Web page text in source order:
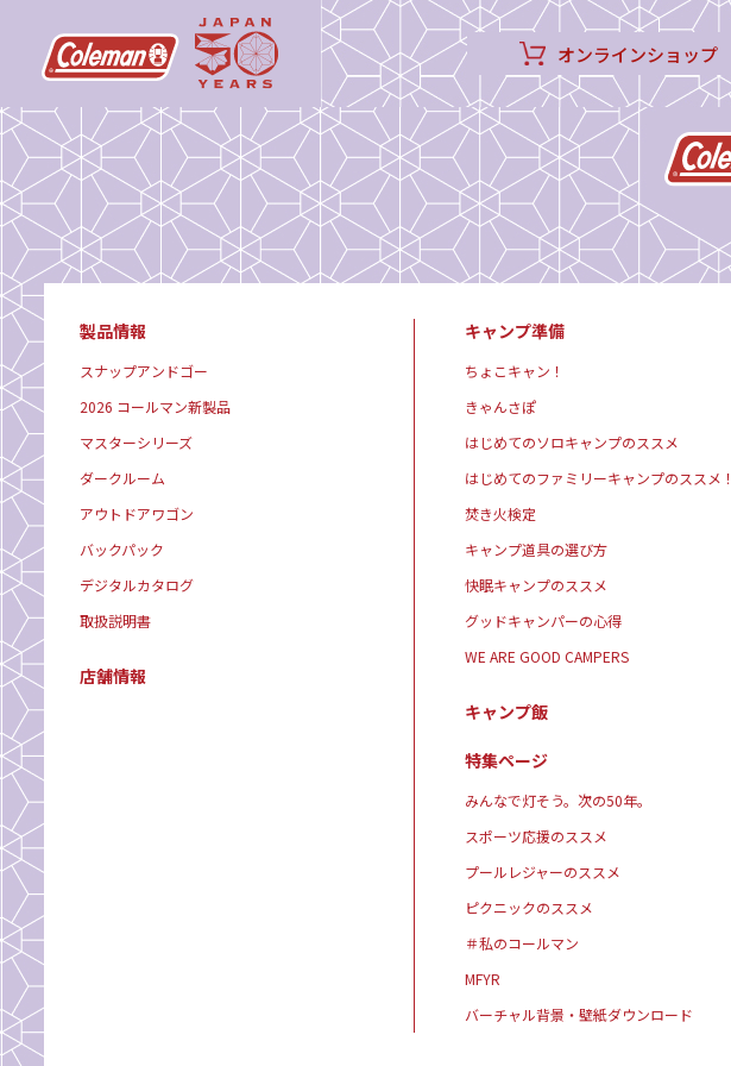
オンラインショップ
製品情報
スナップアンドゴー
2026 コールマン新製品
マスターシリーズ
ダークルーム
アウトドアワゴン
バックパック
デジタルカタログ
取扱説明書
店舗情報
キャンプ準備
ちょこキャン！
きゃんさぽ
はじめてのソロキャンプのススメ
はじめてのファミリーキャンプのススメ！
焚き火検定
キャンプ道具の選び方
快眠キャンプのススメ
グッドキャンパーの心得
WE ARE GOOD CAMPERS
キャンプ飯
特集ページ
みんなで灯そう。次の50年。
スポーツ応援のススメ
プールレジャーのススメ
ピクニックのススメ
＃私のコールマン
MFYR
バーチャル背景・壁紙ダウンロード